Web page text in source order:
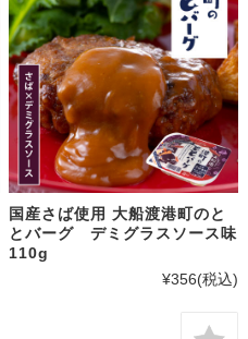
国産さば使用 大船渡港町のと
とバーグ デミグラスソース味
110g
¥356(税込)